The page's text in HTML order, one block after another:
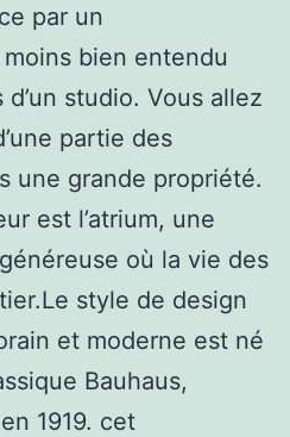
par un
bien entendu
d’un studio. Vous allez
partie des
une grande propriété.
est l’atrium, une
où la vie des
style de design
et moderne est né
Bauhaus,
1919. cet